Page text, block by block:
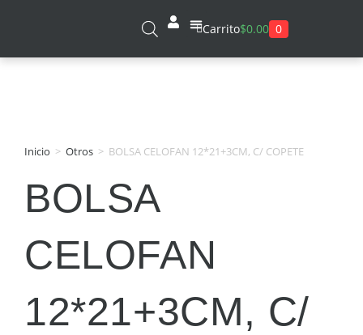
Carrito$0.00 0
Inicio > Otros > BOLSA CELOFAN 12*21+3CM, C/ COPETE
BOLSA
CELOFAN
12*21+3CM, C/